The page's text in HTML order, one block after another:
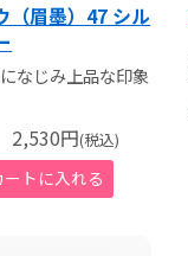
（眉墨）47 シル
なじみ上品な印象
2,530円(税込)